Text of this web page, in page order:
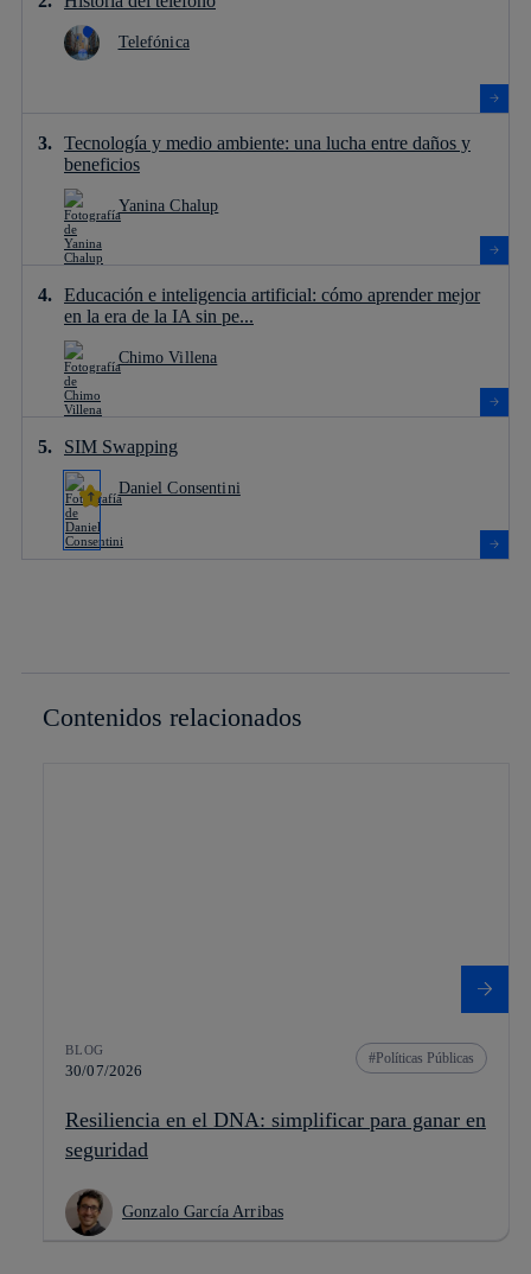
Telefónica
Tecnología y medio ambiente: una lucha entre daños y
beneficios
Yanina Chalup
Educación e inteligencia artificial: cómo aprender mejor
en la era de la IA sin pe...
Chimo Villena
SIM Swapping
Daniel Consentini
Contenidos relacionados
BLOG
30/07/2026
Políticas Públicas
Resiliencia en el DNA: simplificar para ganar en
seguridad
Gonzalo García Arribas